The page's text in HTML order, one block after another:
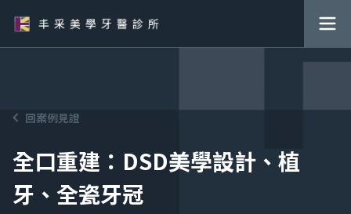
回案例見證
全口重建：DSD美學設計、植
牙、全瓷牙冠